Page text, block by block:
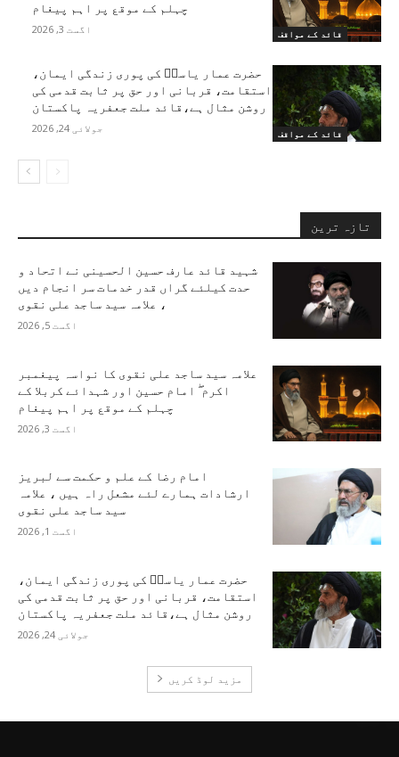
قائد کے مواقف
چہلم کے موقع پر اہم پیغام
اگست 3, 2026
قائد کے مواقف
حضرت عمار یاسرؑ کی پوری زندگی ایمان،
استقامت، قربانی اور حق پر ثابت قدمی کی
روشن مثال ہے،قائد ملت جعفریہ پاکستان
جولائی 24, 2026
تازہ ترین
شہید قائد عارف حسین الحسینی نے اتحاد و
حدت کیلئے گراں قدر خدمات سر انجام دیں
، علامہ سید ساجد علی نقوی
اگست 5, 2026
علامہ سید ساجد علی نقوی کا نواسہ پیغمبر
اکرم ۖ امام حسین اور شہدائے کربلا کے
چہلم کے موقع پر اہم پیغام
اگست 3, 2026
امام رضا کے علم و حکمت سے لبریز
ارشادات ہمارے لئے مشعل راہ ہیں ، علامہ
سید ساجد علی نقوی
اگست 1, 2026
حضرت عمار یاسرؑ کی پوری زندگی ایمان،
استقامت، قربانی اور حق پر ثابت قدمی کی
روشن مثال ہے،قائد ملت جعفریہ پاکستان
جولائی 24, 2026
مزید لوڈ کریں